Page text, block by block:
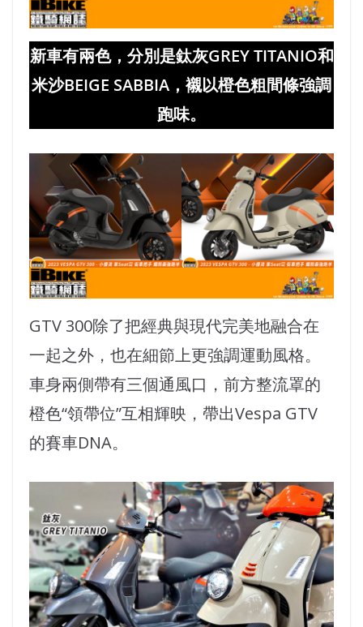
新車有兩色，分別是鈦灰GREY TITANIO和
米沙BEIGE SABBIA，襯以橙色粗間條強調
跑味。
GTV 300除了把經典與現代完美地融合在
一起之外，也在細節上更強調運動風格。
車身兩側帶有三個通風口，前方整流罩的
橙色“領帶位”互相輝映，帶出Vespa GTV
的賽車DNA。